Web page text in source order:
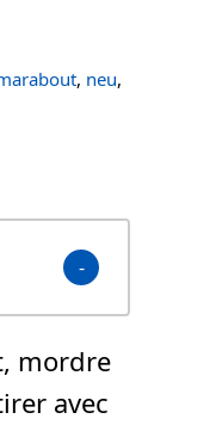
, neu,
mordre
avec